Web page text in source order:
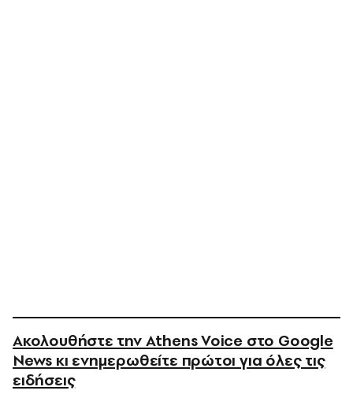
Ακολουθήστε την Athens Voice στο Google
News κι ενημερωθείτε πρώτοι για όλες τις
ειδήσεις